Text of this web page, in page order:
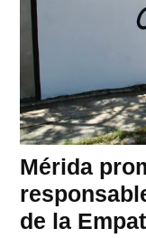
Mérida
de la